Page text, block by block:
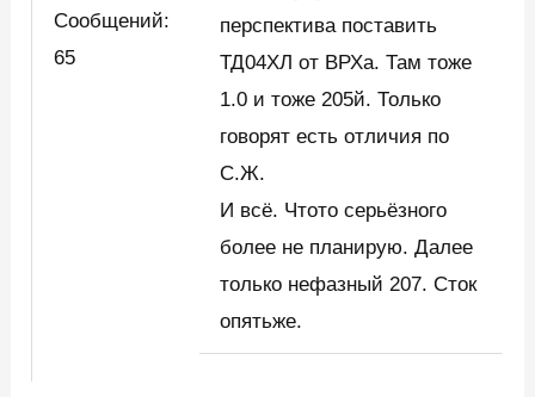
Сообщений:
65
перспектива поставить
ТД04ХЛ от ВРХа. Там тоже
1.0 и тоже 205й. Только
говорят есть отличия по
С.Ж.
И всё. Чтото серьёзного
более не планирую. Далее
только нефазный 207. Сток
опятьже.